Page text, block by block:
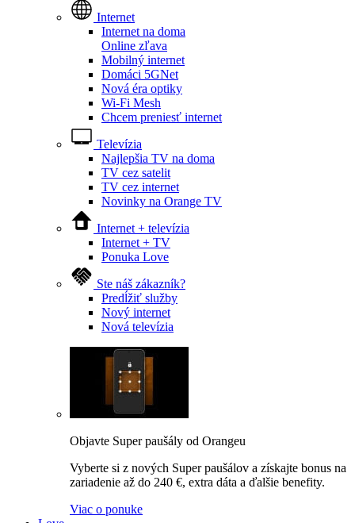
Internet
Internet na doma
Online zľava
Mobilný internet
Domáci 5GNet
Nová éra optiky
Wi-Fi Mesh
Chcem preniesť internet
Televízia
Najlepšia TV na doma
TV cez satelit
TV cez internet
Novinky na Orange TV
Internet + televízia
Internet + TV
Ponuka Love
Ste náš zákazník?
Predĺžiť služby
Nový internet
Nová televízia
Objavte Super paušály od Orangeu
Vyberte si z nových Super paušálov a získajte bonus na
zariadenie až do 240 €, extra dáta a ďalšie benefity.
Viac o ponuke